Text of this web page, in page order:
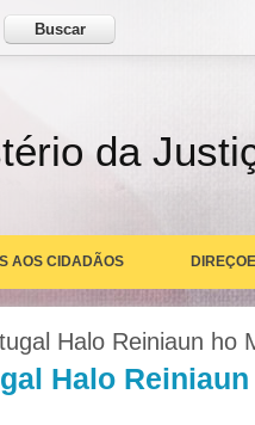
Buscar
da
AOS CIDADÃOS
Halo Reiniaun ho
Halo